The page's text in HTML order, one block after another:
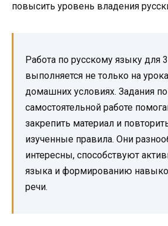
повысить уровень владения
Работа по русскому языку для
выполняется не только на
домашних условиях. Задания по
самостоятельной работе
закрепить материал и
изученные правила. Они
интересны, способствуют
языка и формированию
речи.